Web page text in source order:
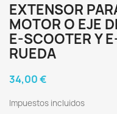
EXTENSOR
MOTOR O EJE
E-SCOOTER Y
RUEDA
34,00 €
Impuestos incluidos